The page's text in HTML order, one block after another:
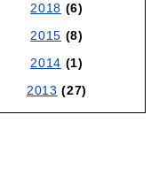
2018 (6)
2015 (8)
2014 (1)
2013 (27)